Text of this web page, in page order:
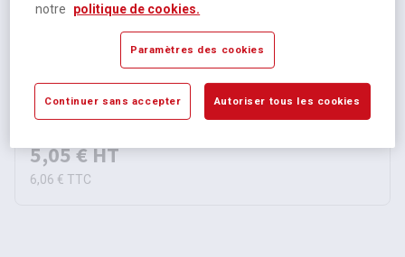
Onglet d'indexation pour plaques pochettes Sherpa®
Disponible
5,05 €HT
6,06 € TTC
notre
politique de cookies.
Paramètres des cookies
Continuer sans accepter Autoriser tous les cookies